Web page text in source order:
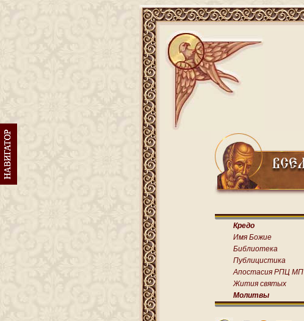
Кредо
Имя Божие
Библиотека
Публицистика
Апостасия РПЦ МП
Жития святых
Молитвы